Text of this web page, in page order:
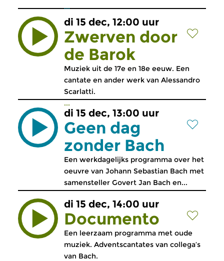
...
di 15 dec, 12:00 uur
Zwerven door
de Barok
Muziek uit de 17e en 18e eeuw. Een
cantate en ander werk van Alessandro
Scarlatti.
...
di 15 dec, 13:00 uur
Geen dag
zonder Bach
Een werkdagelijks programma over het
oeuvre van Johann Sebastian Bach met
samensteller Govert Jan Bach en...
di 15 dec, 14:00 uur
Documento
Een leerzaam programma met oude
muziek. Adventscantates van collega’s
van Bach.